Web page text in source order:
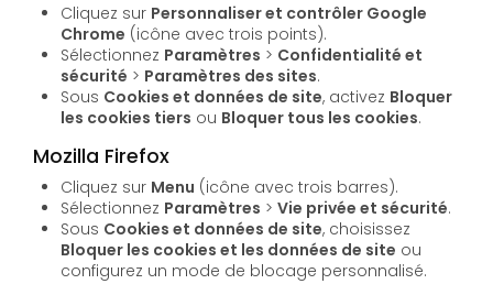
Cliquez sur Personnaliser et contrôler Google
Chrome (icône avec trois points).
Sélectionnez Paramètres > Confidentialité et
sécurité > Paramètres des sites.
Sous Cookies et données de site, activez Bloquer
les cookies tiers ou Bloquer tous les cookies.
Mozilla Firefox
Cliquez sur Menu (icône avec trois barres).
Sélectionnez Paramètres >Vie privée et sécurité.
Sous Cookies et données de site, choisissez
Bloquer les cookies et les données de site ou
configurez un mode de blocage personnalisé.